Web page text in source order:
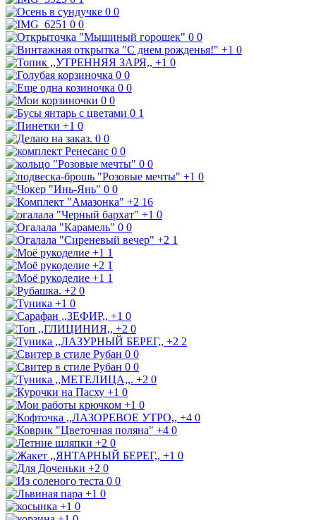
0 0
0 0
0 0
+1 0
+1 0
0 0
0 0
0 0
0 1
+1 0
0 0
0 0
0 0
+1 0
0 0
+2 16
+1 0
0 0
+2 1
+1 1
+2 1
+1 1
+2 0
+1 0
+1 0
+2 0
+2 2
0 0
0 0
+2 0
+1 0
+1 0
+4 0
+4 0
+2 0
+1 0
+2 0
0 0
+1 0
+1 0